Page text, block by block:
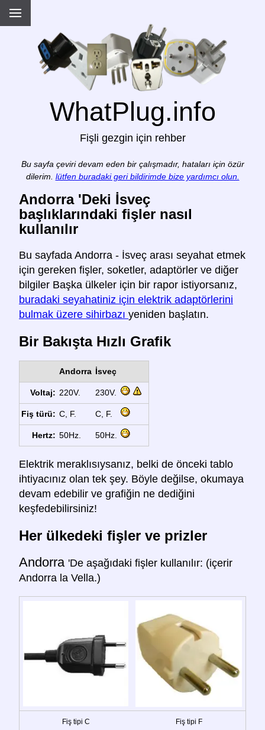
WhatPlug.info
Fişli gezgin için rehber
Bu sayfa çeviri devam eden bir çalışmadır, hataları için özür
dilerim. lütfen buradaki geri bildirimde bize yardımcı olun.
Andorra 'Deki İsveç
başlıklarındaki fişler nasıl
kullanılır
Bu sayfada Andorra - İsveç arası seyahat etmek
için gereken fişler, soketler, adaptörler ve diğer
bilgiler Başka ülkeler için bir rapor istiyorsanız,
buradaki seyahatiniz için elektrik adaptörlerini
bulmak üzere sihirbazı yeniden başlatın.
Bir Bakışta Hızlı Grafik
Andorra İsveç
Voltaj: 220V. 230V.
Fiş türü: C, F. C, F.
Hertz: 50Hz. 50Hz.
Elektrik meraklısıysanız, belki de önceki tablo
ihtiyacınız olan tek şey. Böyle değilse, okumaya
devam edebilir ve grafiğin ne dediğini
keşfedebilirsiniz!
Her ülkedeki fişler ve prizler
Andorra 'De aşağıdaki fişler kullanılır: (içerir
Andorra la Vella.)
Fiş tipi C Fiş tipi F